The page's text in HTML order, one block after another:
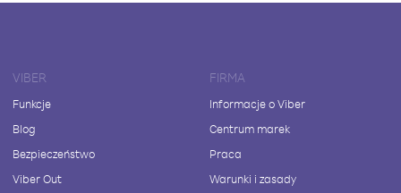
VIBER
Funkcje
Blog
Bezpieczeństwo
Viber Out
FIRMA
Informacje o Viber
Centrum marek
Praca
Warunki i zasady